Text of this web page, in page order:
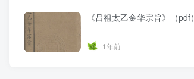
《吕祖太乙金华宗旨》（pdf）
1年前